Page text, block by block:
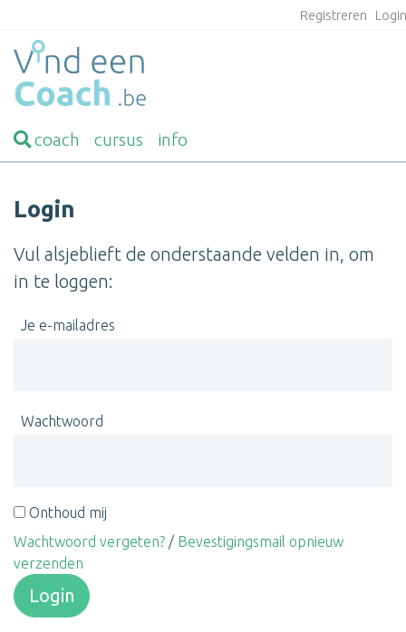
Registreren
coach cursus info
Login
Vul alsjeblieft de onderstaande velden in, om
in te loggen:
Je e-mailadres
Wachtwoord
Onthoud mij
Wachtwoord vergeten? / Bevestigingsmail opnieuw
verzenden
Login